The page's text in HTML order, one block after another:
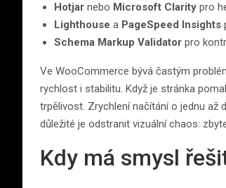
Hotjar nebo Microsoft Clarity pro
Lighthouse a PageSpeed Insights
Schema Markup Validator pro
Ve WooCommerce bývá častým
rychlost i stabilitu. Když je stránka
trpělivost. Zrychlení načítání o jednu až
důležité je odstranit vizuální chaos:
Kdy má smysl